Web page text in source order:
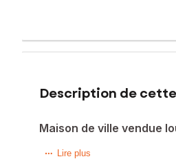
Description de cette
Maison de ville vendue
Située à proximité du
Lire plus